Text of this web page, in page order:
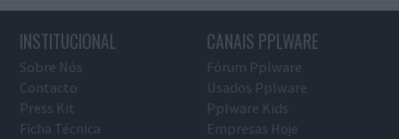
INSTITUCIONAL
Sobre Nós
Contacto
Press Kit
Ficha Técnica
CANAIS PPLWARE
Fórum Pplware
Usados Pplware
Pplware Kids
Empresas Hoje